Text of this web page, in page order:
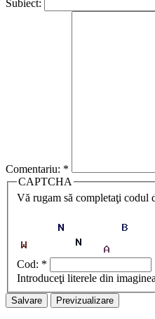
Subiect:
Comentariu: *
CAPTCHA
Vă rugam să completaţi codul
Cod: *
Introduceţi literele din